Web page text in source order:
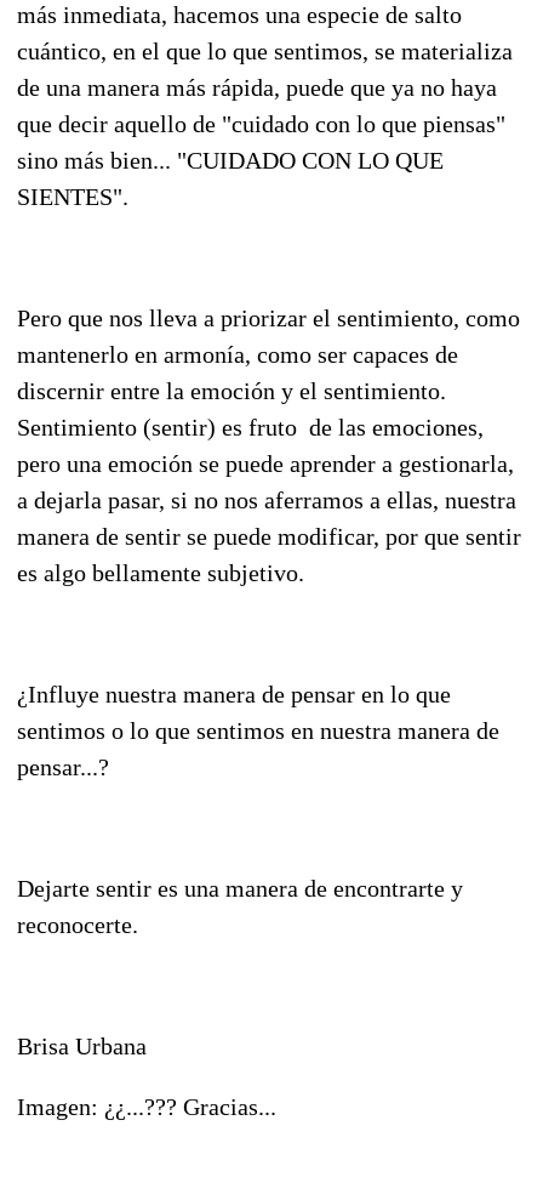
más inmediata, hacemos una especie de salto
cuántico, en el que lo que sentimos, se materializa
de una manera más rápida, puede que ya no haya
que decir aquello de "cuidado con lo que piensas"
sino más bien... "CUIDADO CON LO QUE
SIENTES".
Pero que nos lleva a priorizar el sentimiento, como
mantenerlo en armonía, como ser capaces de
discernir entre la emoción y el sentimiento.
Sentimiento (sentir) es fruto de las emociones,
pero una emoción se puede aprender a gestionarla,
a dejarla pasar, si no nos aferramos a ellas, nuestra
manera de sentir se puede modificar, por que sentir
es algo bellamente subjetivo.
¿Influye nuestra manera de pensar en lo que
sentimos o lo que sentimos en nuestra manera de
pensar...?
Dejarte sentir es una manera de encontrarte y
reconocerte.
Brisa Urbana
Imagen: ¿¿...??? Gracias...